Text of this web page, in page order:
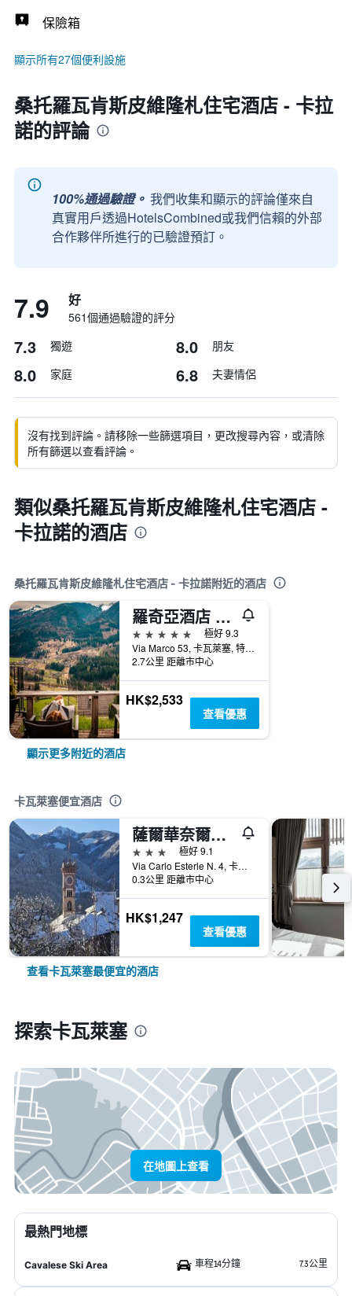
保險箱
顯示所有27個便利設施
桑托羅瓦肯斯皮維隆札住宅酒店 - 卡拉
諾的評論
100%通過驗證。 我們收集和顯示的評論僅來自
真實用戶透過HotelsCombined或我們信賴的外部
合作夥伴所進行的已驗證預訂。
7.9 好
561個通過驗證的評分
7.3 獨遊 8.0 朋友
8.0 家庭 6.8 夫妻情侶
沒有找到評論。請移除一些篩選項目，更改搜尋內容，或清除
所有篩選以查看評論。
類似桑托羅瓦肯斯皮維隆札住宅酒店 -
卡拉諾的酒店
桑托羅瓦肯斯皮維隆札住宅酒店 - 卡拉諾附近的酒店
羅奇亞酒店 - 卡瓦萊塞
5星級
極好 9.3
Via Marco 53, 卡瓦萊塞, 特倫托自治省, 義大利
2.7公里 距離市中心
HK$2,533
查看優惠
顯示更多附近的酒店
卡瓦萊塞便宜酒店
薩爾華奈爾飯店
3星級
極好 9.1
Via Carlo Esterle N. 4, 卡瓦萊塞, 特倫托自治省, 義大利
0.3公里 距離市中心
HK$1,247
查看優惠
查看卡瓦萊塞最便宜的酒店
探索卡瓦萊塞
在地圖上查看
最熱門地標
Cavalese Ski Area 車程14分鐘 7.3公里